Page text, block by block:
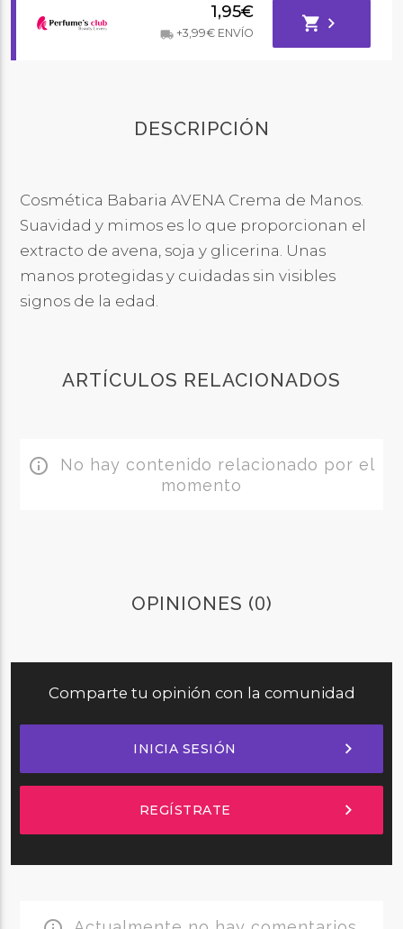
1,95€
local_shipping+3,99€ ENVÍO shopping_cart chevron_right
DESCRIPCIÓN
Cosmética Babaria AVENA Crema de Manos.
Suavidad y mimos es lo que proporcionan el
extracto de avena, soja y glicerina. Unas
manos protegidas y cuidadas sin visibles
signos de la edad.
ARTÍCULOS RELACIONADOS
info_outline No hay contenido relacionado por el
momento
OPINIONES (0)
Comparte tu opinión con la comunidad
INICIA SESIÓN chevron_right
REGÍSTRATE chevron_right